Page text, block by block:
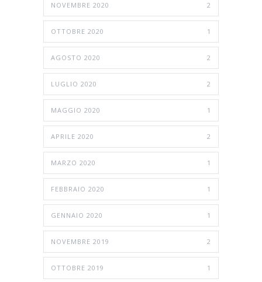
NOVEMBRE 2020 2
OTTOBRE 2020 1
AGOSTO 2020 2
LUGLIO 2020 2
MAGGIO 2020 1
APRILE 2020 2
MARZO 2020 1
FEBBRAIO 2020 1
GENNAIO 2020 1
NOVEMBRE 2019 2
OTTOBRE 2019 1